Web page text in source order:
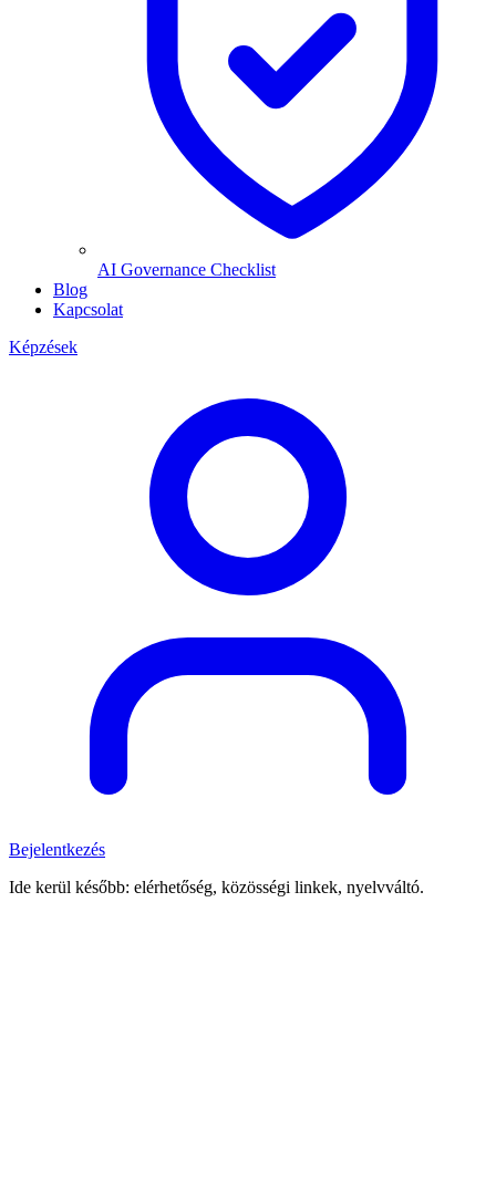
AI Governance Checklist
Blog
Kapcsolat
Képzések
Bejelentkezés
Ide kerül később: elérhetőség, közösségi linkek, nyelvváltó.